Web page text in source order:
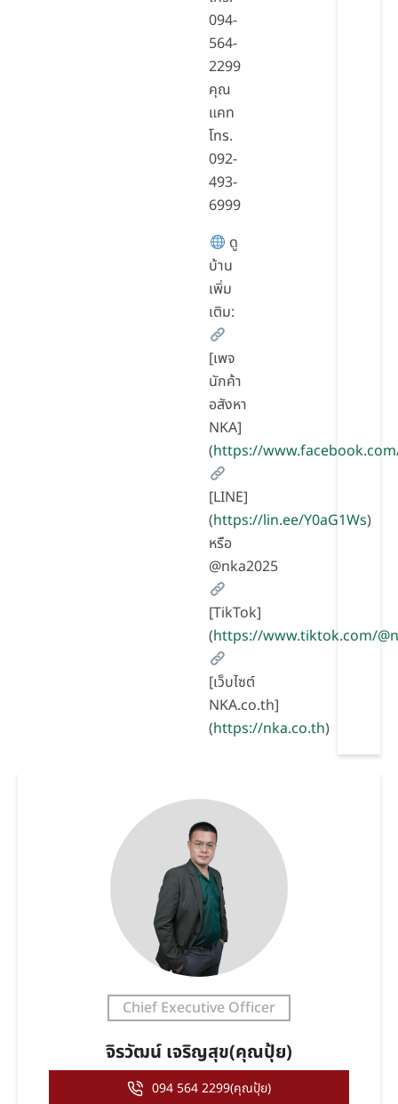
094-
564-
2299
คุณ
แคท
โทร.
092-
493-
6999
ดู
บ้าน
เพิ่ม
เติม:
[เพจ
นักค้า
อสังหา
NKA]
(https://
[LINE]
(https://lin.ee/Y0aG1Ws)
หรือ
@nka2025
[TikTok]
(https://www.tiktok.com/
[เว็บไซต์
NKA.co.th]
(https://nka.co.th)
Chief Executive Officer
จิรวัฒน์ เจริญสุข(คุณปุ้ย)
094 564 2299(คุณปุ้ย)